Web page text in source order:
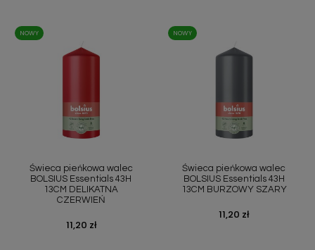
Świeca pieńkowa walec
BOLSIUS Essentials 43H
13CM DELIKATNA
CZERWIEŃ
Cena
11,20 zł
NOWY
Świeca pieńkowa walec
BOLSIUS Essentials 43H
13CM BURZOWY SZARY
Cena
11,20 zł
NOWY